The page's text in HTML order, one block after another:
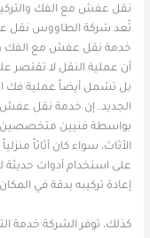
نقل عفش مع الفك
تُعد شركة الطاووس نقل
خدمة نقل عفش مع الفك
أن عملية النقل لا تقتصر
بل تشمل أيضاً عملية فك
الجديد. إن خدمة نقل عفش
بواسطة فنيين متخصصين
الأثاث، سواء كان أثاثاً
على استخدام أدوات
إعادة تركيبه بدقة في
كذلك، توفر الشركة خدمة